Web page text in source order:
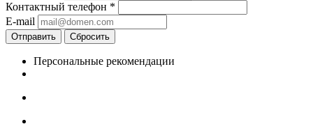
Контактный телефон *
E-mail
Отправить Сбросить
Персональные рекомендации